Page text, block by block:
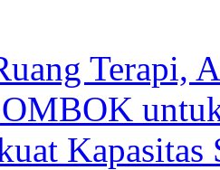
Terapi,